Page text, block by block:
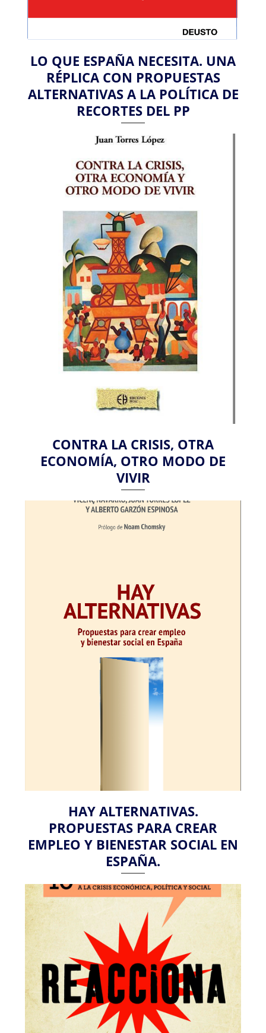
LO QUE ESPAÑA NECESITA. UNA
RÉPLICA CON PROPUESTAS
ALTERNATIVAS A LA POLÍTICA DE
RECORTES DEL PP
CONTRA LA CRISIS, OTRA
ECONOMÍA, OTRO MODO DE
VIVIR
HAY ALTERNATIVAS.
PROPUESTAS PARA CREAR
EMPLEO Y BIENESTAR SOCIAL EN
ESPAÑA.